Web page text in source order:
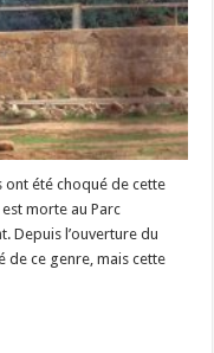
ont été choqué de cette
morte au Parc
Depuis l’ouverture du
de ce genre, mais cette